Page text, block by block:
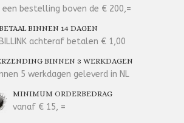
een bestelling boven de € 200,=
BINNEN 14 DAGEN
BILLINK achteraf betalen € 1,00
BINNEN 3 WERKDAGEN
5 werkdagen geleverd in NL
MINIMUM ORDERBEDRAG
vanaf € 15, =